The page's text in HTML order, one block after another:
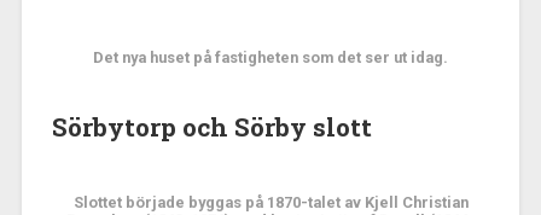
Det nya huset på fastigheten som det ser ut idag.
Sörbytorp och Sörby slott
Slottet började byggas på 1870-talet av Kjell Christian